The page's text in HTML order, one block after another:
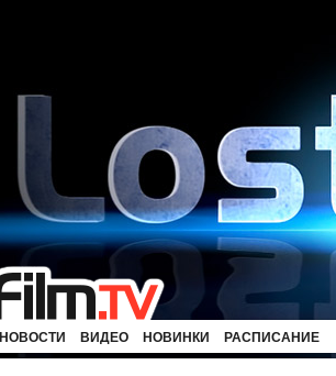
НОВОСТИ ВИДЕО НОВИНКИ РАСПИСАНИЕ